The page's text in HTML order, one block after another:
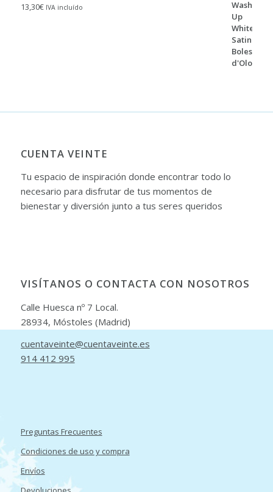
13,30€ IVA incluído
CUENTA VEINTE
Tu espacio de inspiración donde encontrar todo lo
necesario para disfrutar de tus momentos de
bienestar y diversión junto a tus seres queridos
VISÍTANOS O CONTACTA CON NOSOTROS
Calle Huesca nº 7 Local.
28934, Móstoles (Madrid)
cuentaveinte@cuentaveinte.es
914 412 995
Preguntas Frecuentes
Condiciones de uso y compra
Envíos